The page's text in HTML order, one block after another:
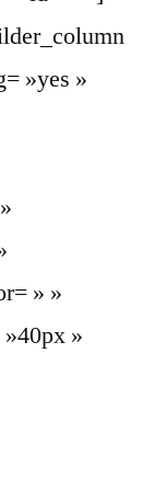
»yes »
» »
»